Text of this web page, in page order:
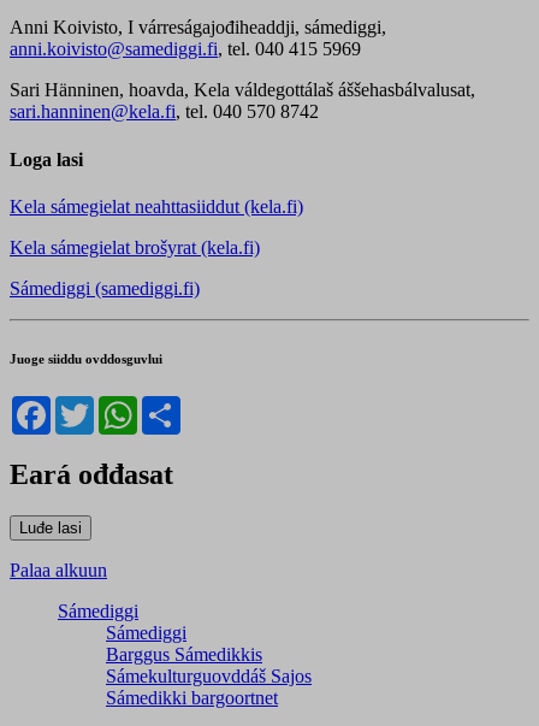
Anni Koivisto, I várreságajođiheaddji, sámediggi,
anni.koivisto@samediggi.fi, tel. 040 415 5969
Sari Hänninen, hoavda, Kela váldegottálaš áššehasbálvalusat,
sari.hanninen@kela.fi, tel. 040 570 8742
Loga lasi
Kela sámegielat neahttasiiddut (kela.fi)
Kela sámegielat brošyrat (kela.fi)
Sámediggi (samediggi.fi)
Juoge siiddu ovddosguvlui
Facebook
TwitterWhatsApp
Eará ođđasat
Palaa alkuun
Sámediggi
Sámediggi
Barggus Sámedikkis
Sámekulturguovddáš Sajos
Sámedikki bargoortnet